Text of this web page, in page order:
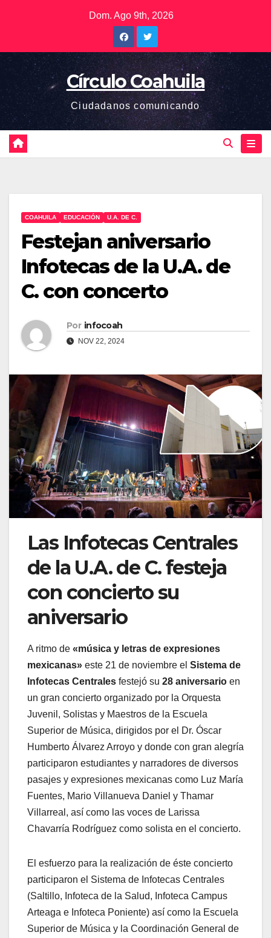
Dom. Ago 9th, 2026
Círculo Coahuila
Ciudadanos comunicando
COAHUILA EDUCACIÓN U.A. DE C.
Festejan aniversario
Infotecas de la U.A. de
C. con concerto
Por infocoah
NOV 22, 2024
Las Infotecas Centrales
de la U.A. de C. festeja
con concierto su
aniversario
A ritmo de «música y letras de expresiones
mexicanas» este 21 de noviembre el Sistema de
Infotecas Centrales festejó su 28 aniversario en
un gran concierto organizado por la Orquesta
Juvenil, Solistas y Maestros de la Escuela
Superior de Música, dirigidos por el Dr. Óscar
Humberto Álvarez Arroyo y donde con gran alegría
participaron estudiantes y narradores de diversos
pasajes y expresiones mexicanas como Luz María
Fuentes, Mario Villanueva Daniel y Thamar
Villarreal, así como las voces de Larissa
Chavarría Rodríguez como solista en el concierto.
El esfuerzo para la realización de éste concierto
participaron el Sistema de Infotecas Centrales
(Saltillo, Infoteca de la Salud, Infoteca Campus
Arteaga e Infoteca Poniente) así como la Escuela
Superior de Música y la Coordinación General de